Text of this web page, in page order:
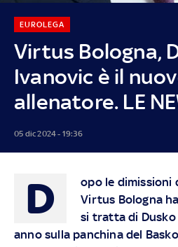
Virtus Bologna,
Ivanovic è il
allenatore. LE
EUROLEGA
05 dic 2024 - 19:36
D
opo le dimissioni
Virtus Bologna
si tratta di Dusko
anno sulla panchina del